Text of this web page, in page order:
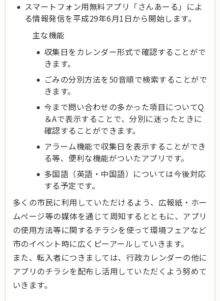
スマートフォン用無料アプリ「さんあーる」によ
る情報発信を平成29年6月1日から開始します。
主な機能
収集日をカレンダー形式で確認することがで
きます。
ごみの分別方法を50音順で検索することがで
きます。
今まで問い合わせの多かった項目についてQ
＆Aで表示することで、分別に迷ったときに
確認することができます。
アラーム機能で収集日を表示することができ
る等、便利な機能がついたアプリです。
多国語（英語・中国語）については今後対応
する予定です。
多くの市民に利用していただけるよう、広報紙・ホー
ムぺージ等の媒体を通じて周知するとともに、アプリ
の使用方法等に関するチラシを使って環境フェアなど
市のイベント時に広くピーアールしていきます。
また、転入者につきましては、行政カレンダーの他に
アプリのチラシを配布し活用していただくよう努めて
いきます。